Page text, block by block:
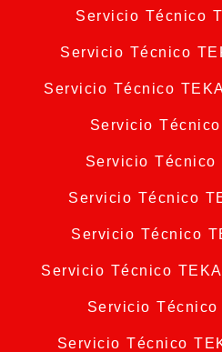
Servicio Técnico
Servicio Técnico
Servicio Técnico
Servicio
Servicio Técnico
Servicio Técnico
Servicio Técnico
Servicio Técnico
Servicio Técnico
Servicio Técnico